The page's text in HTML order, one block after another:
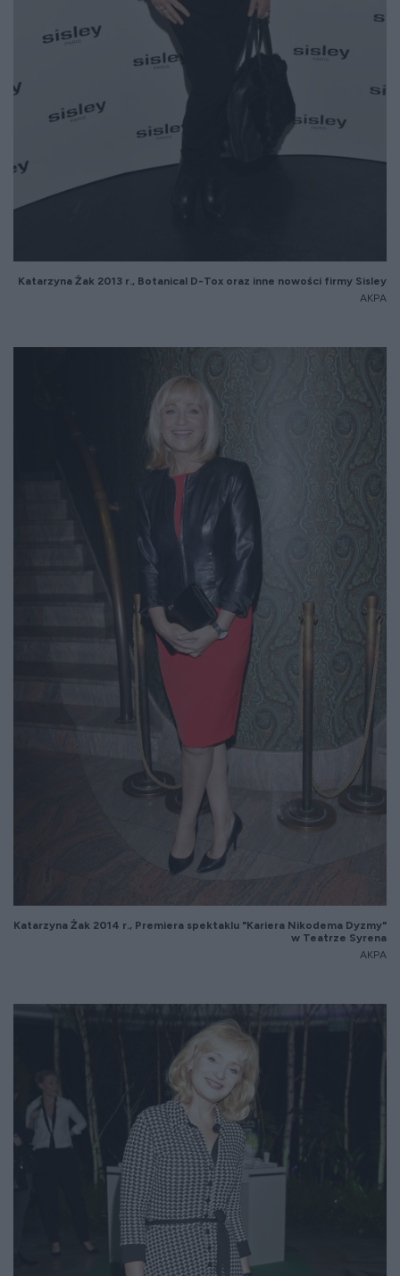
Katarzyna Żak 2013 r., Botanical D-Tox oraz inne nowości firmy Sisley
AKPA
Katarzyna Żak 2014 r., Premiera spektaklu "Kariera Nikodema Dyzmy"
w Teatrze Syrena
AKPA